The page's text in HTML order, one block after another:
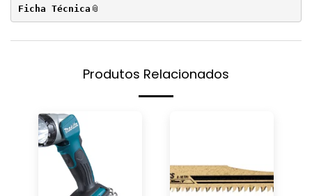
Ficha Técnica
Produtos Relacionados